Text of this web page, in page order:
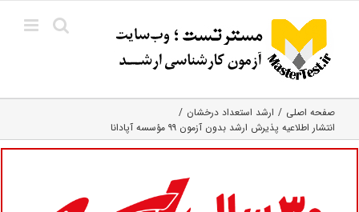
content
صفحه اصلی
ارشد استعداد درخشان
انتشار اطلاعیه پذیرش ارشد بدون آزمون ۹۹ مؤسسه آپادانا